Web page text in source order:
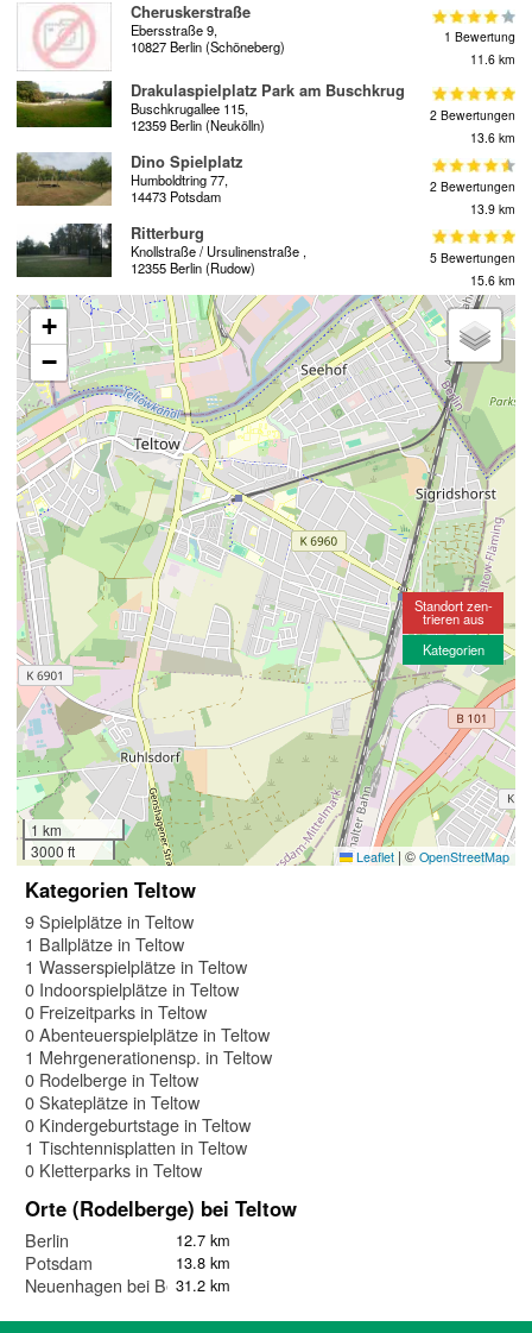
Cheruskerstraße
Ebersstraße 9,
10827 Berlin (Schöneberg)
1 Bewertung
11.6 km
Drakulaspielplatz Park am Buschkrug
Buschkrugallee 115,
12359 Berlin (Neukölln)
2 Bewertungen
13.6 km
Dino Spielplatz
Humboldtring 77,
14473 Potsdam
2 Bewertungen
13.9 km
Ritterburg
Knollstraße / Ursulinenstraße ,
12355 Berlin (Rudow)
5 Bewertungen
15.6 km
+
−
1 km
3000 ft
Leaflet | © OpenStreetMap
Standort zen-
trieren aus
Kategorien
Kategorien Teltow
9 Spielplätze in Teltow
1 Ballplätze in Teltow
1 Wasserspielplätze in Teltow
0 Indoorspielplätze in Teltow
0 Freizeitparks in Teltow
0 Abenteuerspielplätze in Teltow
1 Mehrgenerationensp. in Teltow
0 Rodelberge in Teltow
0 Skateplätze in Teltow
0 Kindergeburtstage in Teltow
1 Tischtennisplatten in Teltow
0 Kletterparks in Teltow
Orte (Rodelberge) bei Teltow
Berlin 12.7 km
Potsdam 13.8 km
Neuenhagen bei Berlin31.2 km